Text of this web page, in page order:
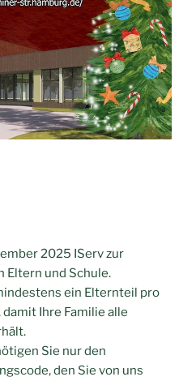
2025 IServ zur
Eltern und Schule.
ein Elternteil pro
Ihre Familie alle
Sie nur den
den Sie von uns